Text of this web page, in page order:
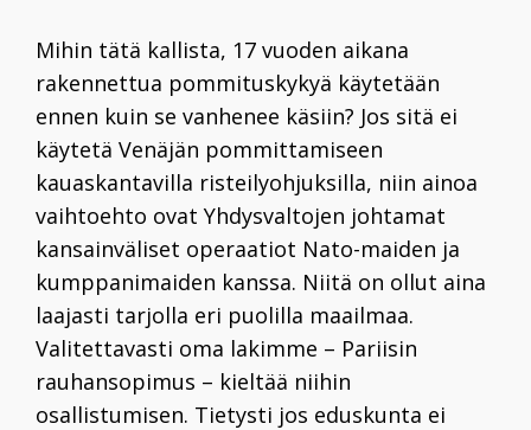
Mihin tätä kallista, 17 vuoden aikana
rakennettua pommituskykyä käytetään
ennen kuin se vanhenee käsiin? Jos sitä ei
käytetä Venäjän pommittamiseen
kauaskantavilla risteilyohjuksilla, niin ainoa
vaihtoehto ovat Yhdysvaltojen johtamat
kansainväliset operaatiot Nato-maiden ja
kumppanimaiden kanssa. Niitä on ollut aina
laajasti tarjolla eri puolilla maailmaa.
Valitettavasti oma lakimme – Pariisin
rauhansopimus – kieltää niihin
osallistumisen. Tietysti jos eduskunta ei